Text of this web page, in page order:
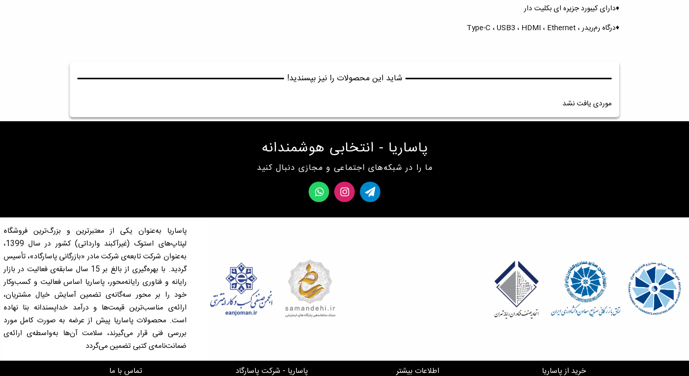
♦️دارای کیبورد جزیره ای بکلیت دار
♦️درگاه رم‌ریدر ، Type-C ، USB3 ، HDMI ، Ethernet
شاید این محصولات را نیز بپسندید!
موردی یافت نشد
پاساریا - انتخابی هوشمندانه
ما را در شبکه‌های اجتماعی و مجازی دنبال کنید
پاساریا به‌عنوان یکی از معتبرترین و بزرگ‌ترین فروشگاه
لپتاپ‌های استوک (غیرآکبند وارداتی) کشور در سال 1399،
به‌عنوان شرکت تابعه‌ی شرکت مادر «بازرگانی پاسارگاد»، تأسیس
گردید. با بهره‌گیری از بالغ بر 15 سال سابقه‌ی فعالیت در بازار
رایانه و فناوری رایانه‌محور، پاساریا اساس فعالیت و کسب‌وکار
خود را بر محور سه‌گانه‌ی تضمین آسایش خیال مشتریان،
ارائه‌ی مناسب‌ترین قیمت‌ها و درآمد خداپسندانه بنا نهاده
است. محصولات پاساریا پیش از عرضه به صورت کامل مورد
بررسی فنی قرار می‌گیرند، سلامت آن‌ها به‌واسطه‌ی ارائه‌ی
ضمانت‌نامه‌ی کتبی تضمین می‌گردد
خرید از پاساریا اطلاعات بیشتر پاساریا - شرکت پاسارگاد تماس با ما